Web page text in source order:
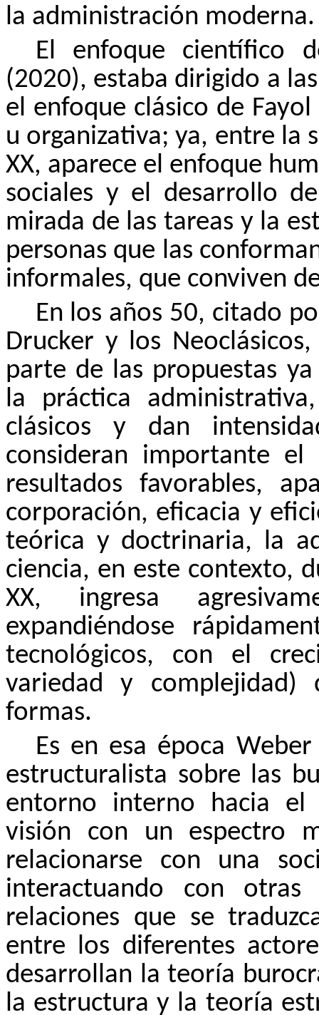
la administración moderna.
El enfoque científico
(2020), estaba dirigido a
el enfoque clásico de
u organizativa; ya, entre la
XX, aparece el enfoque
sociales y el desarrollo
mirada de las tareas y la
personas que las
informales, que conviven
En los años 50, citado
Drucker y los
parte de las propuestas
la práctica
clásicos y dan
consideran importante
resultados favorables,
corporación, eficacia y
teórica y doctrinaria, la
ciencia, en este contexto,
XX, ingresa
expandiéndose
tecnológicos, con el
variedad y complejidad)
formas.
Es en esa época
estructuralista sobre las
entorno interno hacia el
visión con un espectro
relacionarse con una
interactuando con otras
relaciones que se
entre los diferentes
desarrollan la teoría
la estructura y la teoría